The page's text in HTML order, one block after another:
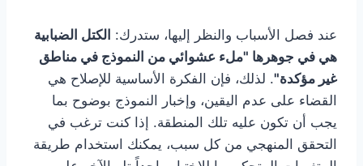
عند فصل الأسباب والنظر إليها، ستدرك: الكتل الضبابية
هي في جوهرها "ملء عشوائي من النموذج في مناطق
غير مؤكدة". لذلك، فإن الفكرة الأساسية للإصلاح هي
القضاء على عدم اليقين، وإخبار النموذج بوضوح بما
يجب أن تكون عليه تلك المنطقة. إذا كنت ترغب في
التحقق المنهجي من كل سبب، يمكنك استخدام طريقة